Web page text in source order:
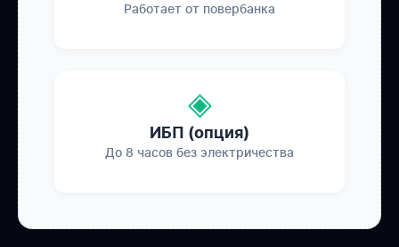
Работает от повербанка
◈
ИБП (опция)
До 8 часов без электричества